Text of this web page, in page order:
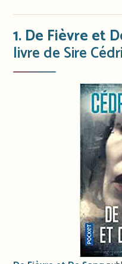
1. De Fièvre et
livre de Sire